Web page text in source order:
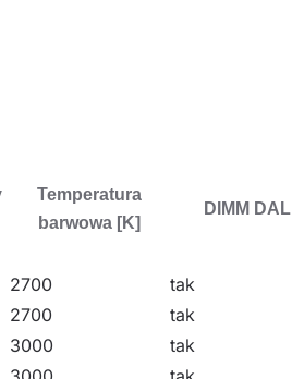
Temperatura
barwowa [K]
DIMM DALI
2700 tak
2700 tak
3000 tak